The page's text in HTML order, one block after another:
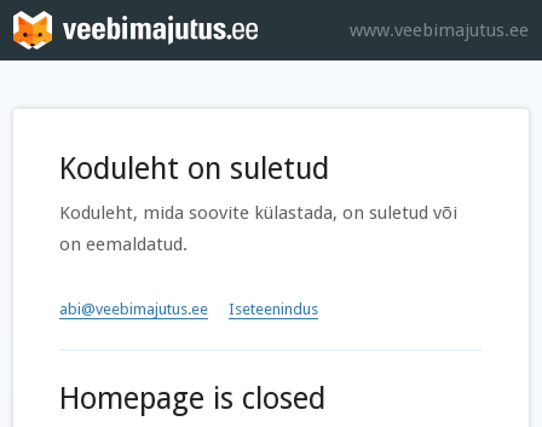
www.veebimajutus.ee
Koduleht on suletud
Koduleht, mida soovite külastada, on suletud või
on eemaldatud.
abi@veebimajutus.ee Iseteenindus
Homepage is closed